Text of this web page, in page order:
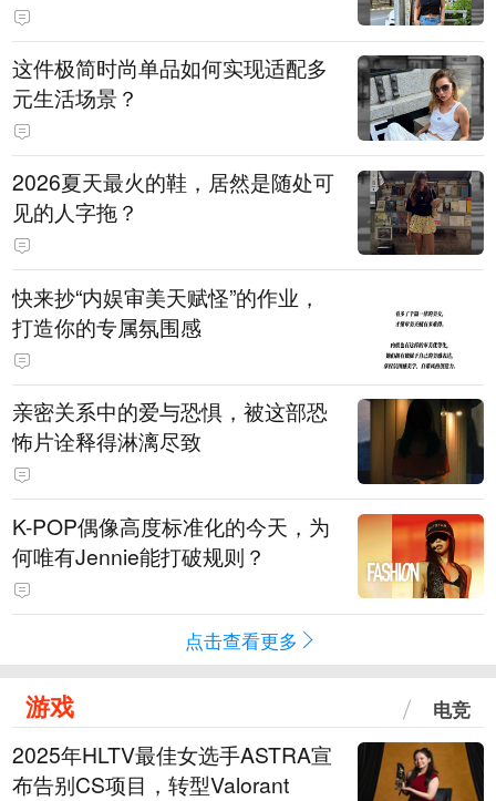
这件极简时尚单品如何实现适配多
元生活场景？
2026夏天最火的鞋，居然是随处可
见的人字拖？
快来抄“内娱审美天赋怪”的作业，
打造你的专属氛围感
亲密关系中的爱与恐惧，被这部恐
怖片诠释得淋漓尽致
K-POP偶像高度标准化的今天，为
何唯有Jennie能打破规则？
点击查看更多
游戏 电竞
2025年HLTV最佳女选手ASTRA宣
布告别CS项目，转型Valorant